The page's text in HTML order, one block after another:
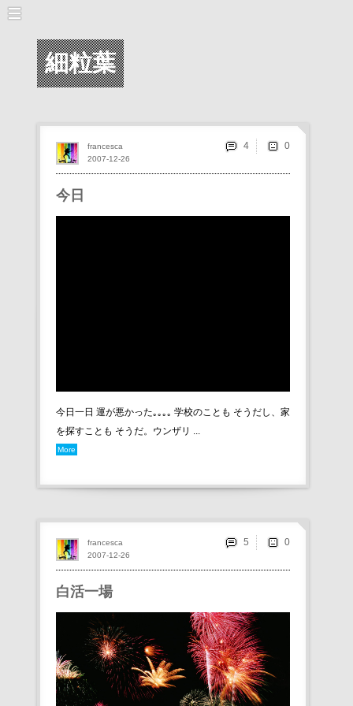
細粒葉
今日
今日一日 運が悪かった｡｡｡｡ 学校のことも そうだし、家
を探すことも そうだ。ウンザリ ...
More
2007-12-26
francesca 4
白活一場
2007-12-26
francesca 5